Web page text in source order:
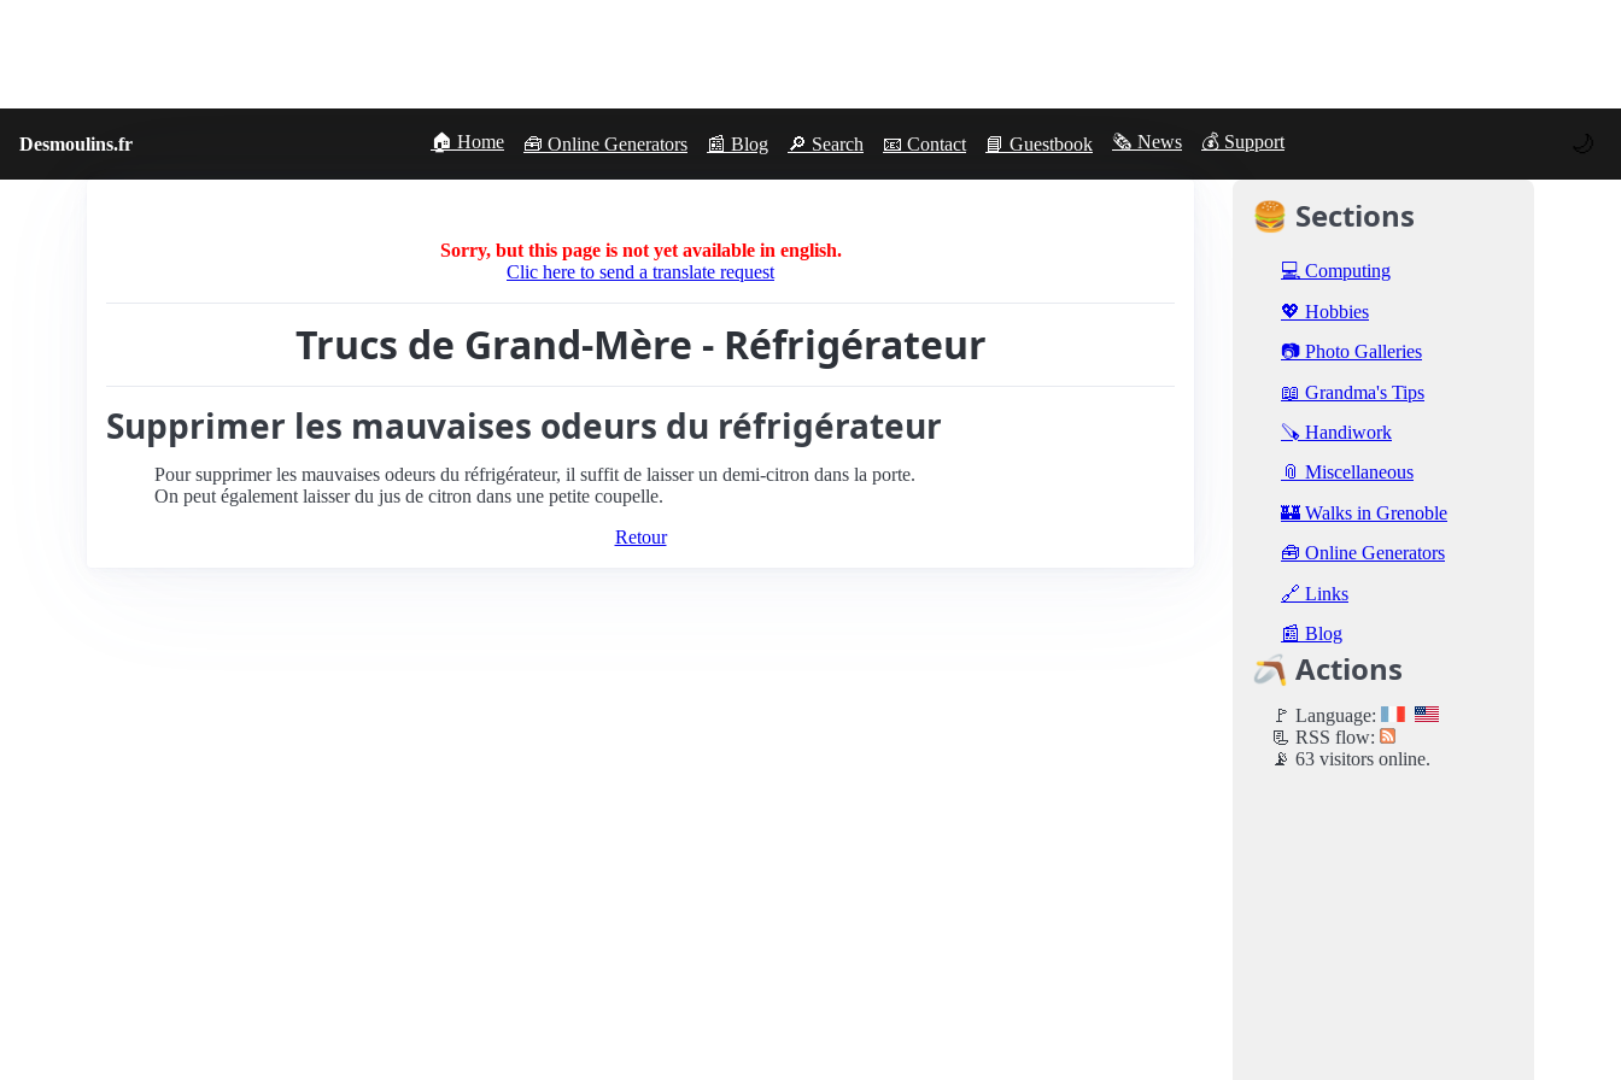
Desmoulins.fr 🏠 Home 🧰 Online Generators 📰 Blog 🔎 Search 📧 Contact 📘 Guestbook 🗞️ News 💰 Support 🌙
Sorry, but this page is not yet available in english.
Clic here to send a translate request
Trucs de Grand-Mère - Réfrigérateur
Supprimer les mauvaises odeurs du réfrigérateur
Pour supprimer les mauvaises odeurs du réfrigérateur, il suffit de laisser un demi-citron dans la porte.
On peut également laisser du jus de citron dans une petite coupelle.
Retour
🍔 Sections
💻 Computing
💖 Hobbies
📷 Photo Galleries
📖 Grandma's Tips
🪚 Handiwork
📎 Miscellaneous
🏰 Walks in Grenoble
🧰 Online Generators
🔗 Links
📰 Blog
🪃 Actions
🚩 Language:
📃 RSS flow:
📡 63 visitors online.